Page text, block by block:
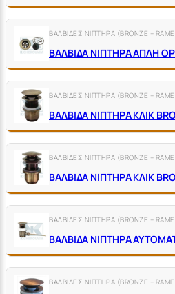
ΒΑΛΒΙΔΕΣ ΝΙΠΤΗΡΑ (BRONZE –
ΒΑΛΒΙΔΑ ΝΙΠΤΗΡΑ ΑΠΛΗ
ΒΑΛΒΙΔΕΣ ΝΙΠΤΗΡΑ (BRONZE –
ΒΑΛΒΙΔΕΣ ΝΙΠΤΗΡΑ (BRONZE –
ΒΑΛΒΙΔΕΣ ΝΙΠΤΗΡΑ (BRONZE –
ΒΑΛΒΙΔΑ ΝΙΠΤΗΡΑ
ΒΑΛΒΙΔΕΣ ΝΙΠΤΗΡΑ (BRONZE –